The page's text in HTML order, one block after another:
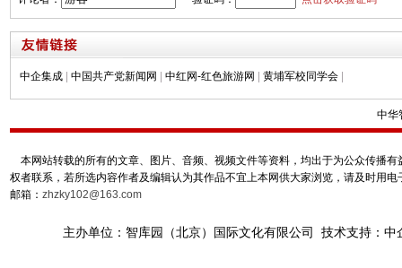
中企集成 | 中国共产党新闻网 | 中红网-红色旅游网 | 黄埔军校同学会 |
中华
本网站转载的所有的文章、图片、音频、视频文件等资料，均出于为公众传播
权者联系，若所选内容作者及编辑认为其作品不宜上本网供大家浏览，请及时用
邮箱： zhzky102@163.com
主办单位：智库园（北京）国际文化有限公司 技术支持：